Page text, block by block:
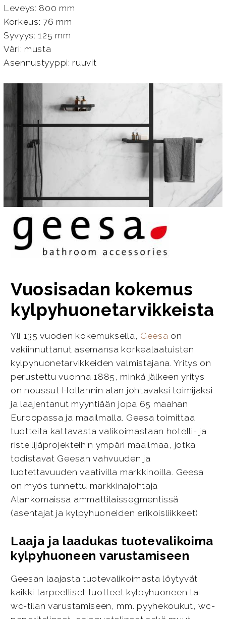
Leveys: 800 mm
Korkeus: 76 mm
Syvyys: 125 mm
Väri: musta
Asennustyyppi: ruuvit
Vuosisadan kokemus
kylpyhuonetarvikkeista
Yli 135 vuoden kokemuksella, Geesa on
vakiinnuttanut asemansa korkealaatuisten
kylpyhuonetarvikkeiden valmistajana. Yritys on
perustettu vuonna 1885, minkä jälkeen yritys
on noussut Hollannin alan johtavaksi toimijaksi
ja laajentanut myyntiään jopa 65 maahan
Euroopassa ja maailmalla. Geesa toimittaa
tuotteita kattavasta valikoimastaan hotelli- ja
risteilijäprojekteihin ympäri maailmaa, jotka
todistavat Geesan vahvuuden ja
luotettavuuden vaativilla markkinoilla. Geesa
on myös tunnettu markkinajohtaja
Alankomaissa ammattilaissegmentissä
(asentajat ja kylpyhuoneiden erikoisliikkeet).
Laaja ja laadukas tuotevalikoima
kylpyhuoneen varustamiseen
Geesan laajasta tuotevalikoimasta löytyvät
kaikki tarpeelliset tuotteet kylpyhuoneen tai
wc-tilan varustamiseen, mm. pyyhekoukut, wc-